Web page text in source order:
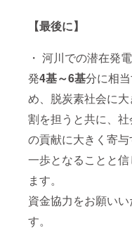
【最後に】
・ 河川での潜在発
発4基～6基分に相
め、脱炭素社会に
割を担うと共に、
の貢献に大きく寄
一歩となることと
ます。
資金協力をお願いい
す。